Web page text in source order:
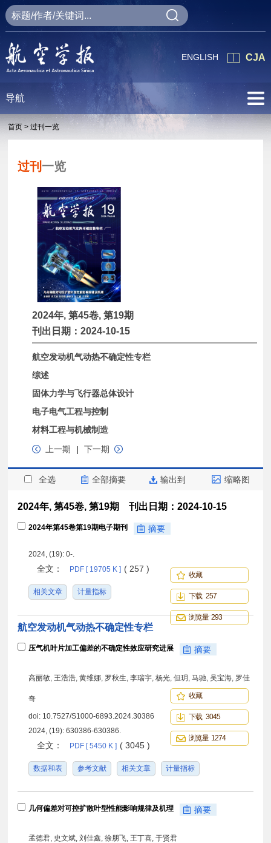
CJA
ENGLISH
导航
首页 > 过刊一览
过刊 一览
2024年, 第45卷, 第19期
刊出日期：2024-10-15
航空发动机气动热不确定性专栏
综述
固体力学与飞行器总体设计
电子电气工程与控制
材料工程与机械制造
上一期
| 下一期
全选 全部摘要 输出到 缩略图
2024年, 第45卷, 第19期 刊出日期：2024-10-15
2024年第45卷第19期电子期刊 摘要
2024, (19): 0-.
全文： PDF [ 19705 K ] ( 257 )
相关文章 计量指标
收藏
下载 257
浏览量 293
航空发动机气动热不确定性专栏
压气机叶片加工偏差的不确定性效应研究进展 摘要
高丽敏, 王浩浩, 黄维娜, 罗秋生, 李瑞宇, 杨光, 但玥, 马驰, 吴宝海, 罗佳
奇
doi: 10.7527/S1000-6893.2024.30386
2024, (19): 630386-630386.
全文： PDF [ 5450 K ] ( 3045 )
数据和表 参考文献 相关文章 计量指标
收藏
下载 3045
浏览量 1274
几何偏差对可控扩散叶型性能影响规律及机理 摘要
孟德君, 史文斌, 刘佳鑫, 徐朋飞, 王丁喜, 于贤君